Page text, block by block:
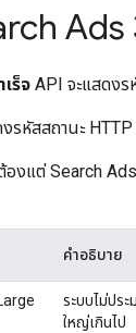
Ads
เร็จ API จะแสดงร
รหัสสถานะ HTTP
องแต่ Search
คำอธิบาย
ระบบไม่ปร
ใหญ่เกินไป